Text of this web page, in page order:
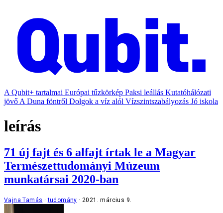
A Qubit+ tartalmai Európai tűzkörkép Paksi leállás Kutatóhálózati
jövő A Duna föntről Dolgok a víz alól Vízszintszabályozás Jó iskola
leírás
71 új fajt és 6 alfajt írtak le a Magyar
Természettudományi Múzeum
munkatársai 2020-ban
Vajna Tamás tudomány 2021. március 9.